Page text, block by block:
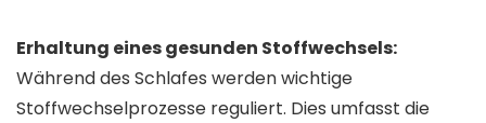
Erhaltung eines gesunden Stoffwechsels:
Während des Schlafes werden wichtige
Stoffwechselprozesse reguliert. Dies umfasst die